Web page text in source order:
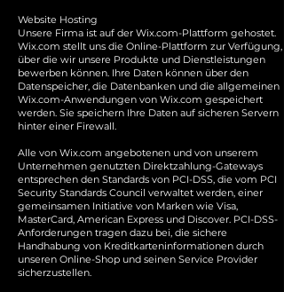
Website Hosting
Unsere Firma ist auf der Wix.com-Plattform gehostet.
Wix.com stellt uns die Online-Plattform zur Verfügung,
über die wir unsere Produkte und Dienstleistungen
bewerben können. Ihre Daten können über den
Datenspeicher, die Datenbanken und die allgemeinen
Wix.com-Anwendungen von Wix.com gespeichert
werden. Sie speichern Ihre Daten auf sicheren Servern
hinter einer Firewall.
Alle von Wix.com angebotenen und von unserem
Unternehmen genutzten Direktzahlung-Gateways
entsprechen den Standards von PCI-DSS, die vom PCI
Security Standards Council verwaltet werden, einer
gemeinsamen Initiative von Marken wie Visa,
MasterCard, American Express und Discover. PCI-DSS-
Anforderungen tragen dazu bei, die sichere
Handhabung von Kreditkarteninformationen durch
unseren Online-Shop und seinen Service Provider
sicherzustellen.